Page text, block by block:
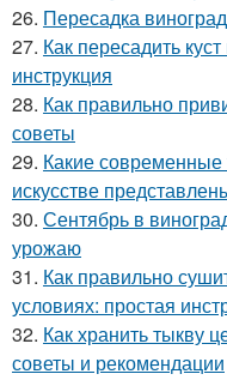
26. Пересадка
27. Как пересадить
инструкция
28. Как правильно
советы
29. Какие современные
искусстве
30. Сентябрь в
урожаю
31. Как правильно
условиях: простая
32. Как хранить тыкву
советы и рекомендации